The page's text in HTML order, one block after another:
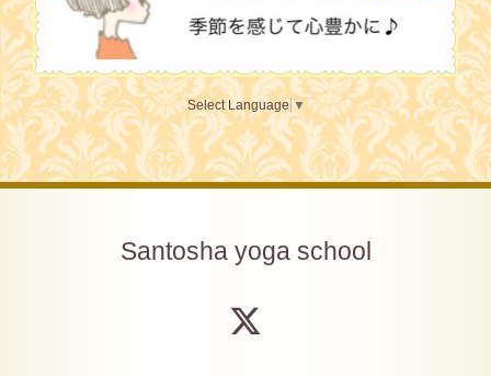
Select Language ▼
Santosha yoga school